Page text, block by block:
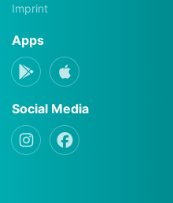
Imprint
Apps
Social Media